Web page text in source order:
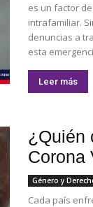
es un factor
intrafamiliar.
denuncias a
esta
Leer más
¿Quién
Corona
Género y
Cada país